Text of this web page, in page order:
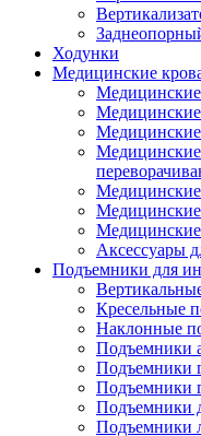
Ходунки
Медицинские
Медицинские
Медицинские
Медицинские
Медицинские
Аксессуары
Подъемники для
Кресельные
Наклонные
Подъемники
Подъемники
Подъемники
Подъемники
Подъемники